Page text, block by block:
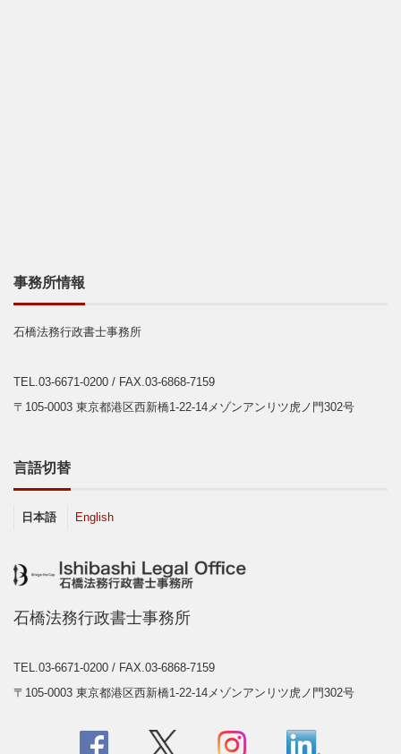
事務所情報
石橋法務行政書士事務所
TEL.03-6671-0200 / FAX.03-6868-7159
〒105-0003 東京都港区西新橋1-22-14メゾンアンリツ虎ノ門302号
言語切替
日本語 English
石橋法務行政書士事務所
TEL.03-6671-0200 / FAX.03-6868-7159
〒105-0003 東京都港区西新橋1-22-14メゾンアンリツ虎ノ門302号